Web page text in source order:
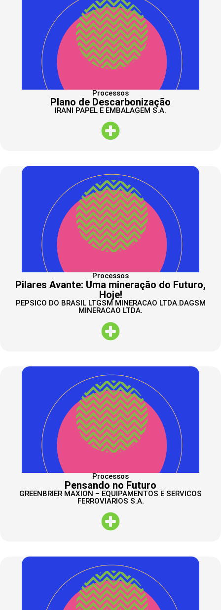
Processos
Plano de Descarbonização
IRANI PAPEL E EMBALAGEM S.A.
Processos
Pilares Avante: Uma mineração do Futuro,
Hoje!
PEPSICO DO BRASIL LTGSM MINERACAO LTDA.DAGSM
MINERACAO LTDA.
Processos
Pensando no Futuro
GREENBRIER MAXION – EQUIPAMENTOS E SERVICOS
FERROVIARIOS S.A.